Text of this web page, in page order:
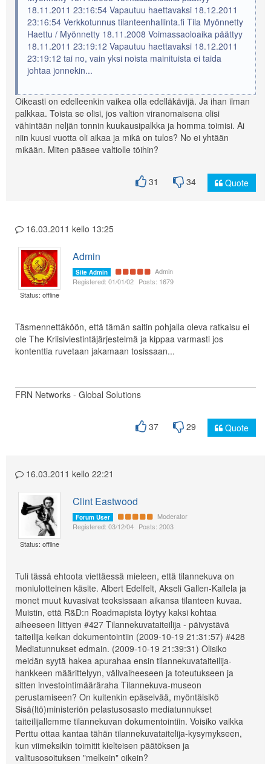
18.11.2011 23:16:54 Vapautuu haettavaksi 18.12.2011
23:16:54 Verkkotunnus tilanteenhallinta.fi Tila Myönnetty
Haettu / Myönnetty 18.11.2008 Voimassaoloaika päättyy
18.11.2011 23:19:12 Vapautuu haettavaksi 18.12.2011
23:19:12 tai no, vain yksi noista mainituista ei taida
johtaa jonnekin...
Oikeasti on edelleenkin vaikea olla edelläkävijä. Ja ihan ilman
palkkaa. Toista se olisi, jos valtion viranomaisena olisi
vähintään neljän tonnin kuukausipalkka ja homma toimisi. Ai
niin kuusi vuotta oli aikaa ja mikä on tulos? No ei yhtään
mikään. Miten pääsee valtiolle töihin?
31 34 Quote
16.03.2011 kello 13:25
Status: offline
Admin
Site Admin
Admin
Registered: 01/01/02 Posts: 1679
Täsmennettäköön, että tämän saitin pohjalla oleva ratkaisu ei
ole The Kriisiviestintäjärjestelmä ja kippaa varmasti jos
kontenttia ruvetaan jakamaan tosissaan...
FRN Networks - Global Solutions
37 29 Quote
16.03.2011 kello 22:21
Status: offline
Clint Eastwood
Forum User
Moderator
Registered: 03/12/04 Posts: 2003
Tuli tässä ehtoota viettäessä mieleen, että tilannekuva on
moniulotteinen käsite. Albert Edelfelt, Akseli Gallen-Kallela ja
monet muut kuvasivat teoksissaan aikansa tilanteen kuvaa.
Muistin, että R&D:n Roadmapista löytyy kaksi kohtaa
aiheeseen liittyen #427 Tilannekuvataiteilija - päivystävä
taiteilija keikan dokumentointiin (2009-10-19 21:31:57) #428
Mediatunnukset edmain. (2009-10-19 21:39:31) Olisiko
meidän syytä hakea apurahaa ensin tilannekuvataiteilija-
hankkeen määrittelyyn, välivaiheeseen ja toteutukseen ja
sitten investointimääräraha Tilannekuva-museon
perustamiseen? On kuitenkin epäselvää, myöntäisikö
Sisä(ltö)ministeriön pelastusosasto mediatunnukset
taiteilijallemme tilannekuvan dokumentointiin. Voisiko vaikka
Perttu ottaa kantaa tähän tilannekuvataitelija-kysymykseen,
kun viimeksikin toimitit kielteisen päätöksen ja
valitusosoituksen "melkein" oikein?